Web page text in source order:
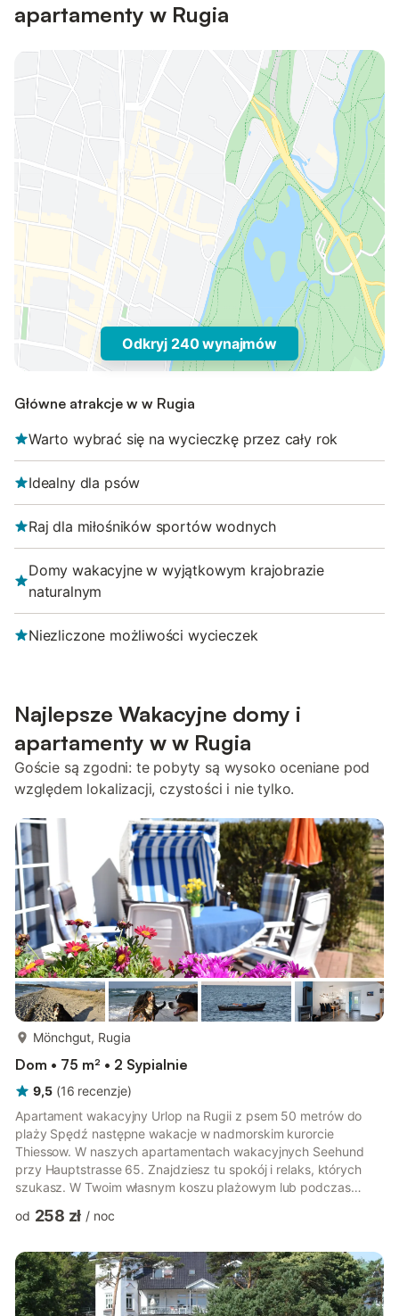
apartamenty w Rugia
Odkryj 240 wynajmów
Główne atrakcje w w Rugia
Warto wybrać się na wycieczkę przez cały rok
Idealny dla psów
Raj dla miłośników sportów wodnych
Domy wakacyjne w wyjątkowym krajobrazie
naturalnym
Niezliczone możliwości wycieczek
Najlepsze Wakacyjne domy i
apartamenty w w Rugia
Goście są zgodni: te pobyty są wysoko oceniane pod
względem lokalizacji, czystości i nie tylko.
Mönchgut, Rugia
Dom • 75 m² • 2 Sypialnie
9,5 (16 recenzje)
Apartament wakacyjny Urlop na Rugii z psem 50 metrów do
plaży Spędź następne wakacje w nadmorskim kurorcie
Thiessow. W naszych apartamentach wakacyjnych Seehund
przy Hauptstrasse 65. Znajdziesz tu spokój i relaks, których
szukasz. W Twoim własnym koszu plażowym lub podczas
znajduje się na działce o powierzchni 3500 m². Własne miejsca
oczywistością. Apartamenty Berner Sennen, Schäferhund i
Golden Retriever posiadają własny, ogrodzony fragment ogrodu
oraz piec na drewno, który e...
od 258 zł / noc